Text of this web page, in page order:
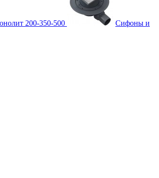
200-350-500 Сифоны и